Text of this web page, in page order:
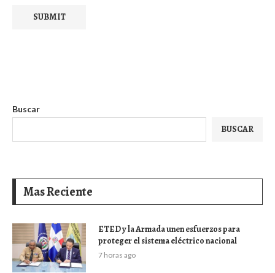
Buscar
BUSCAR
Mas Reciente
ETED y la Armada unen esfuerzos para
proteger el sistema eléctrico nacional
7 horas ago